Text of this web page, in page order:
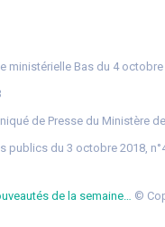
ministérielle Bas du 4 octobre
de Presse du Ministère
publics du 3 octobre 2018,
de la semaine… ©